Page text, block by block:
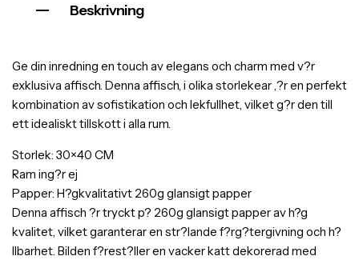
Beskrivning
Ge din inredning en touch av elegans och charm med v?r
exklusiva affisch. Denna affisch, i olika storlekear ,?r en perfekt
kombination av sofistikation och lekfullhet, vilket g?r den till
ett idealiskt tillskott i alla rum.
Storlek: 30×40 CM
Ram ing?r ej
Papper: H?gkvalitativt 260g glansigt papper
Denna affisch ?r tryckt p? 260g glansigt papper av h?g
kvalitet, vilket garanterar en str?lande f?rg?tergivning och h?
llbarhet. Bilden f?rest?ller en vacker katt dekorerad med